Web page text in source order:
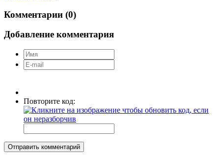
Комментарии (0)
Добавление комментария
Повторите код:
Отправить комментарий